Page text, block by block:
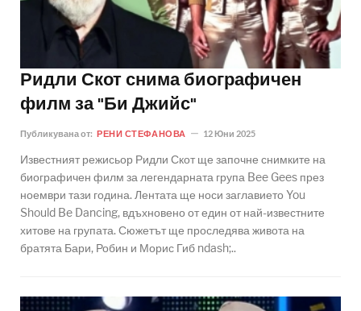
Ридли Скот снима биографичен
филм за "Би Джийс"
Публикувана от: РЕНИ СТЕФАНОВА 12 Юни 2025
Известният режисьор Ридли Скот ще започне снимките на
биографичен филм за легендарната група Bee Gees през
ноември тази година. Лентата ще носи заглавието You
Should Be Dancing, вдъхновено от един от най-известните
хитове на групата. Сюжетът ще проследява живота на
братята Бари, Робин и Морис Гиб ndash;..